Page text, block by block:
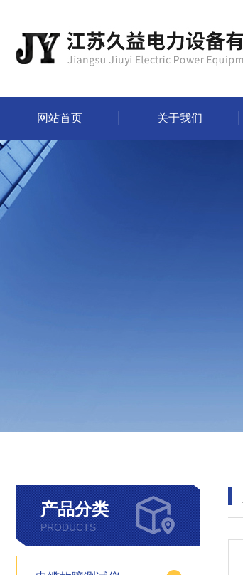
网站首页 关于我们
产品分类
PRODUCTS